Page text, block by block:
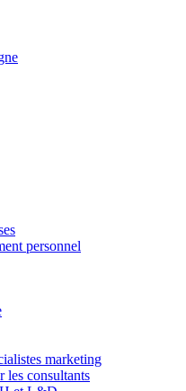
personnel
marketing
les consultants